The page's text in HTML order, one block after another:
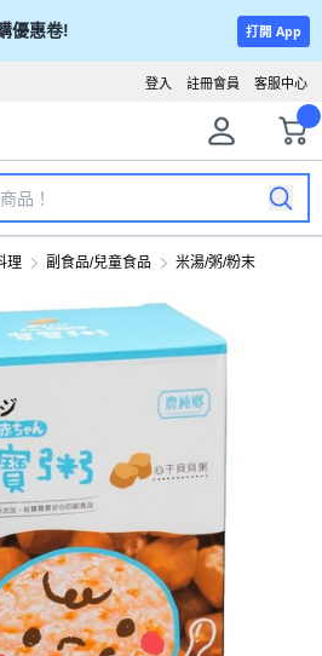
優惠卷! 打開 App
客服中心
註冊會員
登入
理 副食品/兒童食品 米湯/粥/粉末